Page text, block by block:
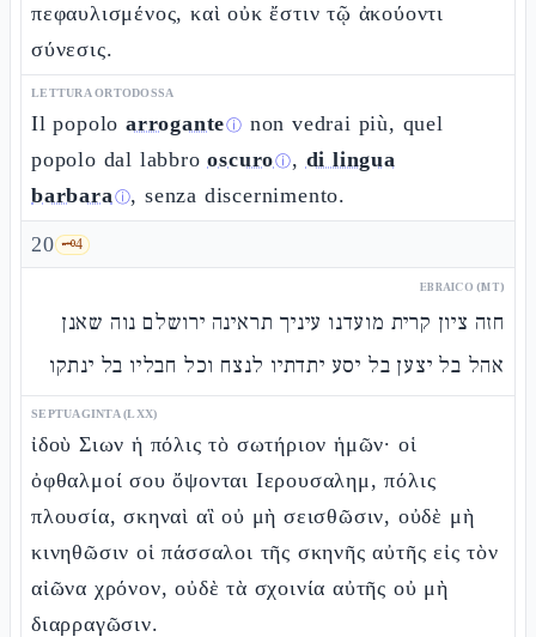
πεφαυλισμένος, καὶ οὐκ ἔστιν τῷ ἀκούοντι
σύνεσις.
LETTURA ORTODOSSA
Il popolo arroganteⓘ non vedrai più, quel
popolo dal labbrooscuroⓘ, di lingua
barbaraⓘ, senza discernimento.
20 🗝️4
EBRAICO (MT)
חזה ציון קרית מועדנו עיניך תראינה ירושלם נוה שאנן
אהל בל יצען בל יסע יתדתיו לנצח וכל חבליו בל ינתקו
SEPTUAGINTA (LXX)
ἰδοὺ Σιων ἡ πόλις τὸ σωτήριον ἡμῶν· οἱ
ὀφθαλμοί σου ὄψονται Ιερουσαλημ, πόλις
πλουσία, σκηναὶ αἳ οὐ μὴ σεισθῶσιν, οὐδὲ μὴ
κινηθῶσιν οἱ πάσσαλοι τῆς σκηνῆς αὐτῆς εἰς τὸν
αἰῶνα χρόνον, οὐδὲ τὰ σχοινία αὐτῆς οὐ μὴ
διαρραγῶσιν.